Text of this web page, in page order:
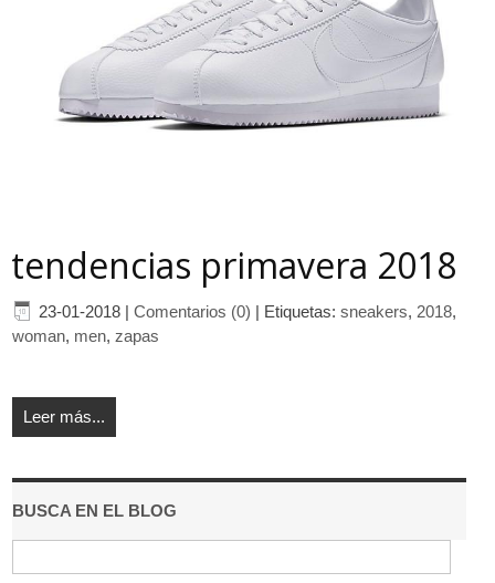
BUSCA EN EL BLOG
tendencias primavera 2018
23-01-2018 | Comentarios (0) | Etiquetas: sneakers, 2018,
woman, men, zapas
Leer más...